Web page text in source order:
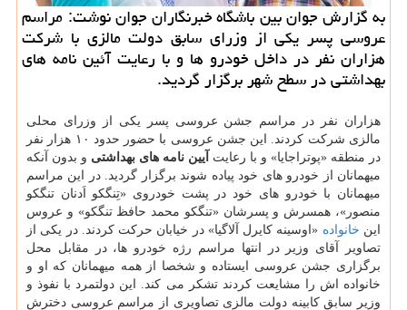
به گزارش جوان بین باشگاه خبرنگاران جوان نوشت: مراسم
عروسی پسر یکی از وزرای سابق دولت مالزی با شرکت
هزاران نفر در داخل خودرو ها و با رعایت آئین نامه های
بهداشتی در سطح شهر برگزار گردید.
هزاران نفر در مراسم جشن عروسی پسر یکی از وزرای محلی
مالزی شرکت کردند. این جشن عروسی با حضور حدود ۱۰ هزار نفر
در منطقه «پوتراجایا» و با رعایت آیین نامه های بهداشتی و بدون آنکه
میهمانان از خودرو های خود پیاده شوند برگزار گردید. در این مراسم
میهمانان با خودرو های خود در پشت خودروی «تِنگکو اَدنان تنگکو
منصور»، همسرش و پسرشان «تنگکو محمد حافظ تنگکو» و عروس
این خانواده «اوسینه کایرل آلاگیا» در خیابان حرکت کردند. در یکی از
تصاویر آقای وزیر در انتها مراسم رژه خودرو ها، در مقابل محل
برگزاری جشن عروسی ایستاده و شخصا از همه میهمانان که او و
خانواده اش را مشایعت کردند تشکر می کند. این دولتمرد با نفوذ و
وزیر سابق کابینه دولت مالزی تصاویری از مراسم عروسی دخترش